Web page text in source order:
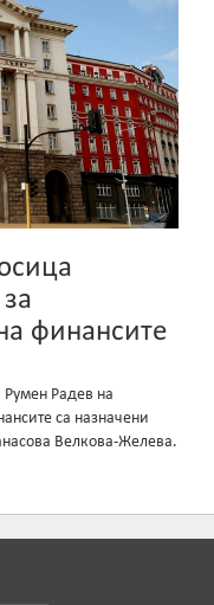
финансите
Румен Радев на
са назначени
Велкова-Желева.